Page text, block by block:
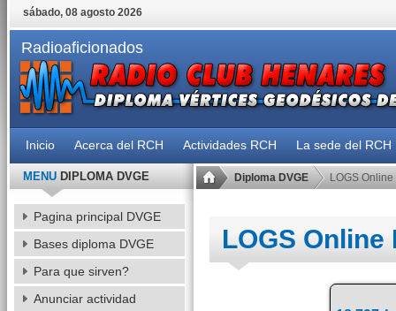
sábado, 08 agosto 2026
Radioaficionados
Inicio Acerca del RCH Actividades RCH La sede del RCH
Diploma DVGE LOGS Online
LOGS Online
MENUDIPLOMA DVGE
Pagina principal DVGE
Bases diploma DVGE
Para que sirven?
Anunciar actividad